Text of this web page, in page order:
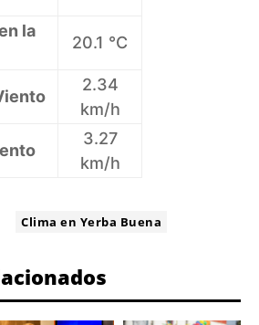
la
20.1 °C
2.34
km/h
3.27
km/h
Clima en Yerba Buena